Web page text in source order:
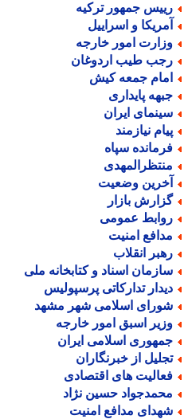
جمهور ترکیه
و اسراییل
امور خارجه
طیب اردوغان
جمعه کیش
پایداری
ایران
نیازمند
سپاه
وضعیت
بازار
عمومی
امنیت
انقلاب
اسناد و کتابخانه ملی
تدارکاتی پرسپولیس
اسلامی شهر مشهد
اسبق امور خارجه
اسلامی ایران
از خبرنگاران
های اقتصادی
حسین نژاد
مدافع امنیت